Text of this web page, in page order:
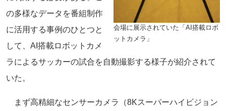
会場に展示されていた「AI搭載ロボ
ットカメラ」
の多様なデータを番組制作
に活用する事例のひとつと
して、AI搭載ロボットカメ
ラによるサッカーの試合を自動撮影する様子が紹介されて
いた。
まず高精細なセンサーカメラ（8Kスーパーハイビジョン